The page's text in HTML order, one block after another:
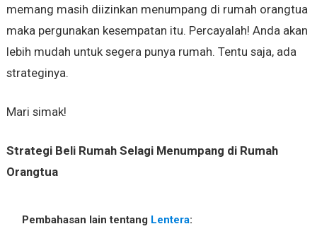
memang masih diizinkan menumpang di rumah orangtua
maka pergunakan kesempatan itu. Percayalah! Anda akan
lebih mudah untuk segera punya rumah. Tentu saja, ada
strateginya.
Mari simak!
Strategi Beli Rumah Selagi Menumpang di Rumah
Orangtua
Pembahasan lain tentang Lentera: